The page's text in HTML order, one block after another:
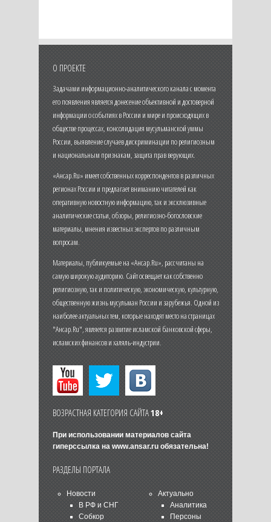
О ПРОЕКТЕ
Задачами информационно-аналитического канала с момента
его появления является донесение объективной и достоверной
информации о событиях в России и мире и происходящих в
обществе процессах, консолидация мусульманской уммы
России, выявление случаев дискриминации по религиозным
и национальным признакам, защита прав верующих.
«Ансар.Ru» имеет собственных корреспондентов в различных
регионах России и предлагает вниманию читателей как
оперативную новостную информацию, так и эксклюзивные
аналитические статьи, обзоры, религиозно-богословские
материалы, мнения известных экспертов по различным
вопросам.
Материалы, публикуемые на «Ансар.Ru», рассчитаны на
самую широкую аудиторию. Сайт освещает как собственно
религиозную, так и политическую, экономическую, культурную,
общественную жизнь мусульман России и зарубежья. Одной из
наиболее актуальных тем, которые находят место на страницах
"Ансар.Ru", является развитие исламской банковской сферы,
исламских финансов и халяль-индустрии.
ВОЗРАСТНАЯ КАТЕГОРИЯ САЙТА18+
При использовании материалов сайта
гиперссылка на www.ansar.ruобязательна!
РАЗДЕЛЫ ПОРТАЛА
Новости
В РФ и СНГ
Собкор
Актуально
Аналитика
Персоны